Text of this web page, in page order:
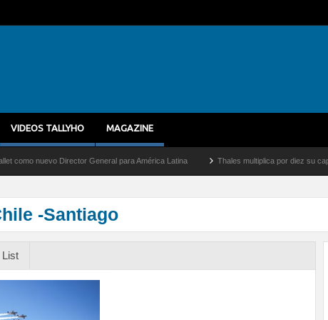
VIDEOS TALLYHO MAGAZINE
nuevo Director General para América Latina Thales multiplica por diez su capacidad
-Santiago
List